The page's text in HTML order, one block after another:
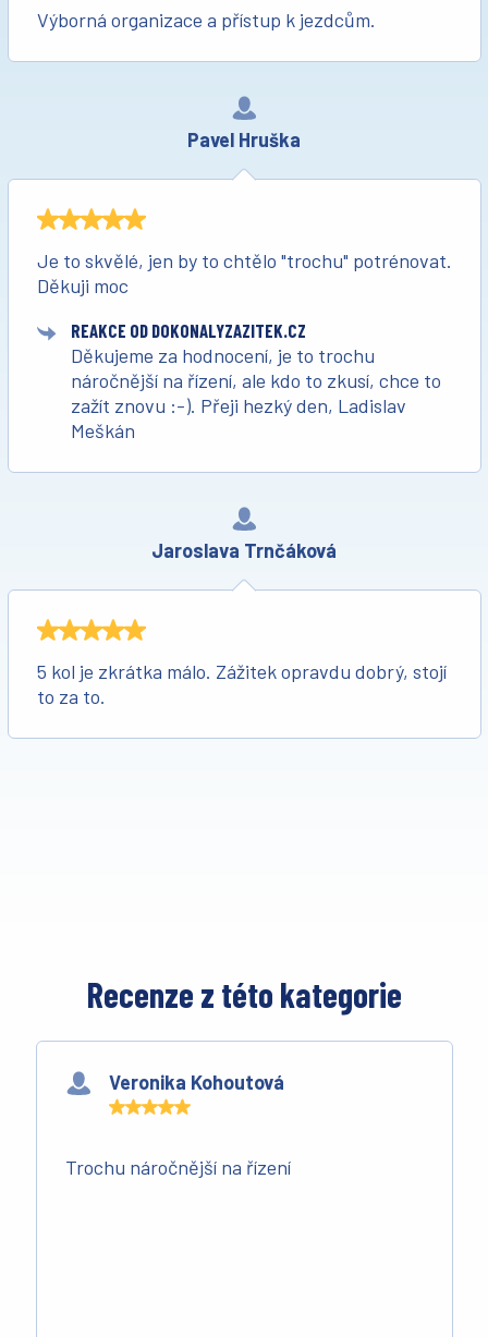
Výborná organizace a přístup k jezdcům.
Pavel Hruška
Je to skvělé, jen by to chtělo "trochu" potrénovat.
Děkuji moc
REAKCE OD DOKONALYZAZITEK.CZ
Děkujeme za hodnocení, je to trochu
náročnější na řízení, ale kdo to zkusí, chce to
zažít znovu :-). Přeji hezký den, Ladislav
Meškán
Jaroslava Trnčáková
5 kol je zkrátka málo. Zážitek opravdu dobrý, stojí
to za to.
Recenze z této kategorie
Veronika Kohoutová
Trochu náročnější na řízení